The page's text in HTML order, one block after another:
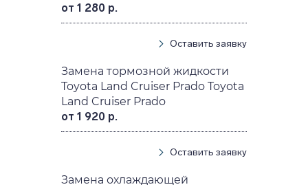
от 1 280 р.
Оставить заявку
Замена тормозной жидкости
Toyota Land Cruiser Prado Toyota
Land Cruiser Prado
от 1 920 р.
Оставить заявку
Замена охлаждающей